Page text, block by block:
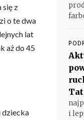
się z
o te dwa
lat
aż do 45
dziecka
i